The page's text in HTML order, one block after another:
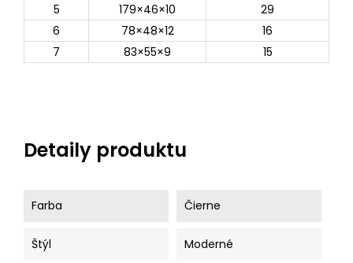
5
179×46×10
29
6
78×48×12
16
7
83×55×9 15
Detaily produktu
Farba Čierne
Štýl Moderné